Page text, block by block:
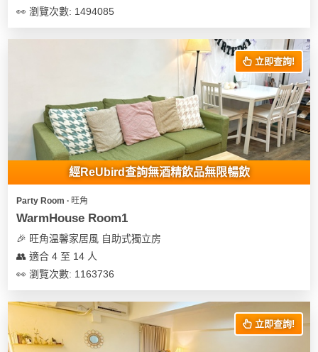
👀 瀏覽次數: 1494085
立即查詢!
經ReUbird查詢無酒精飲品無限暢飲
Party Room ∙ 旺角
WarmHouse Room1
🎉 旺角温馨家居風 自助式獨立房
👥 適合 4 至 14 人
👀 瀏覽次數: 1163736
立即查詢!